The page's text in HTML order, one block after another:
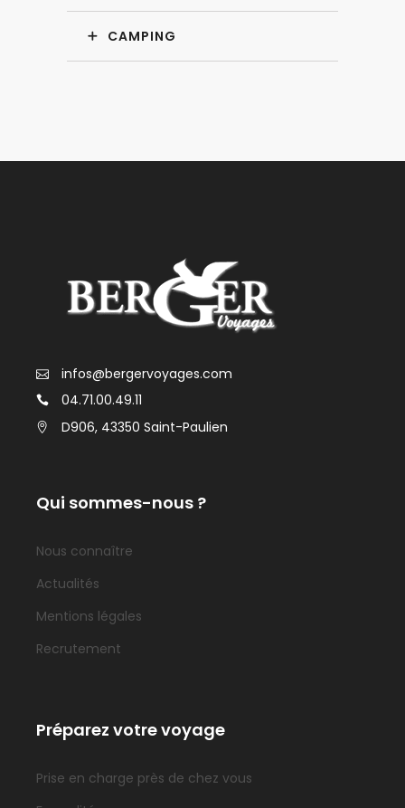
CAMPING
infos@bergervoyages.com
04.71.00.49.11
D906, 43350 Saint-Paulien
Qui sommes-nous ?
Nous connaître
Actualités
Mentions légales
Recrutement
Préparez votre voyage
Prise en charge près de chez vous